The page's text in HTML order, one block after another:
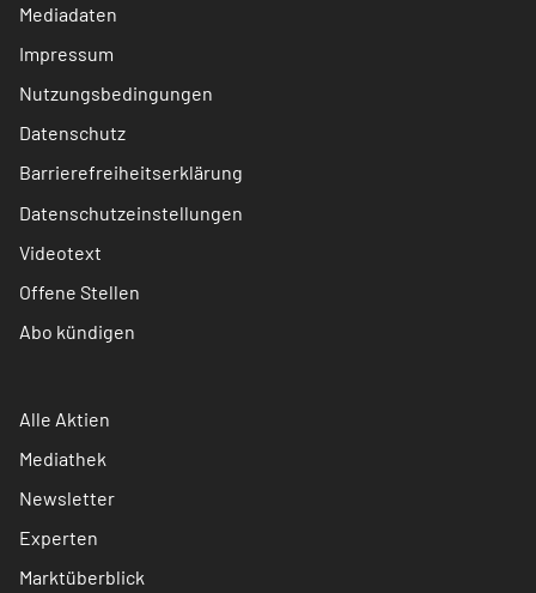
Mediadaten
Impressum
Nutzungsbedingungen
Datenschutz
Barrierefreiheitserklärung
Datenschutzeinstellungen
Videotext
Offene Stellen
Abo kündigen
Alle Aktien
Mediathek
Newsletter
Experten
Marktüberblick